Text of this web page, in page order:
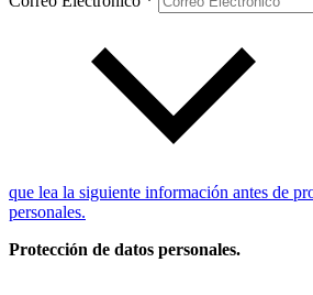
que lea la siguiente información antes de
personales.
Protección de datos personales.